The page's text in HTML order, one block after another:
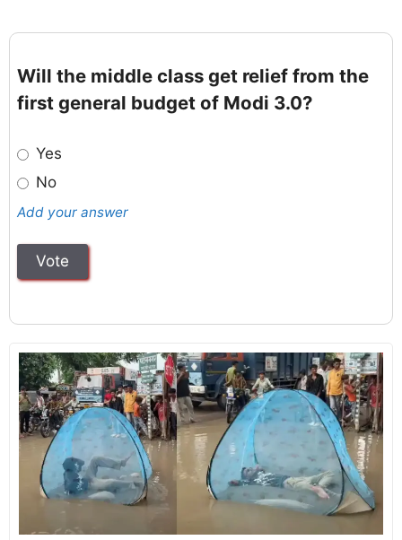
Will the middle class get relief from the
first general budget of Modi 3.0?
Yes
No
Add your answer